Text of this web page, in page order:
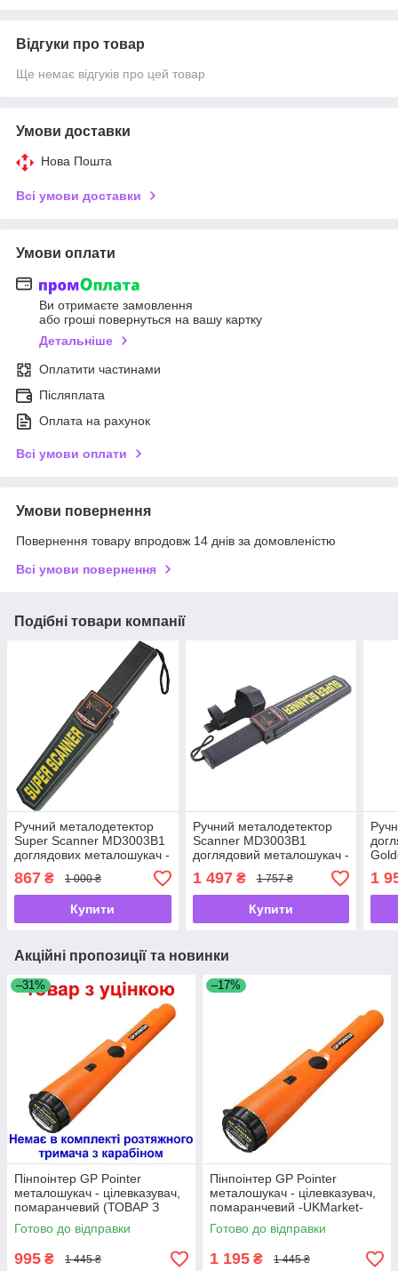
Відгуки про товар
Ще немає відгуків про цей товар
Умови доставки
Нова Пошта
Всі умови доставки
Умови оплати
Ви отримаєте замовлення
або гроші повернуться на вашу картку
Детальніше
Оплатити частинами
Післяплата
Оплата на рахунок
Всі умови оплати
Умови повернення
Повернення товару впродовж 14 днів за домовленістю
Всі умови повернення
Подібні товари компанії
Ручний металодетектор
Super Scanner MD3003B1
доглядових металошукач -
UKMarket-
867 ₴ 1 000 ₴
Купити
Ручний металодетектор
Scanner MD3003B1
доглядовий металошукач -
UKMarket-
1 497₴ 1 757 ₴
Купити
1
Акційні пропозиції та новинки
–31%
Пінпоінтер GP Pointer
металошукач - цілевказувач,
помаранчевий (ТОВАР З
УЦІНКОЮ) -UKMarket-
Готово до відправки
995 ₴ 1 445 ₴
–17%
Пінпоінтер GP Pointer
металошукач - цілевказувач,
помаранчевий -UKMarket-
Готово до відправки
1 195 ₴ 1 445 ₴